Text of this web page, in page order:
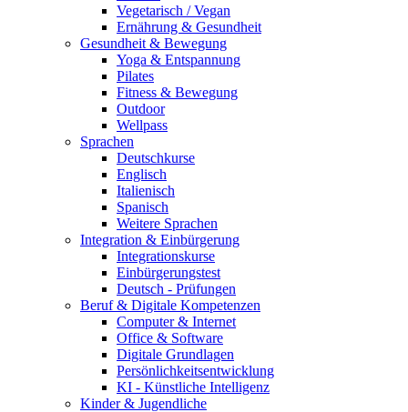
Vegetarisch / Vegan
Ernährung & Gesundheit
Gesundheit & Bewegung
Yoga & Entspannung
Pilates
Fitness & Bewegung
Outdoor
Wellpass
Sprachen
Deutschkurse
Englisch
Italienisch
Spanisch
Weitere Sprachen
Integration & Einbürgerung
Integrationskurse
Einbürgerungstest
Deutsch - Prüfungen
Beruf & Digitale Kompetenzen
Computer & Internet
Office & Software
Digitale Grundlagen
Persönlichkeitsentwicklung
KI - Künstliche Intelligenz
Kinder & Jugendliche